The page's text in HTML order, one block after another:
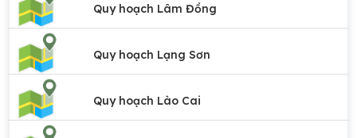
Quy hoạch Lâm Đồng
Quy hoạch Lạng Sơn
Quy hoạch Lào Cai